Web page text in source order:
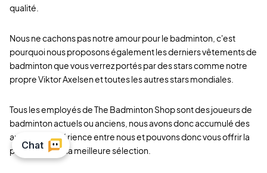
qualité.
Nous ne cachons pas notre amour pour le badminton, c'est
pourquoi nous proposons également les derniers vêtements de
badminton que vous verrez portés par des stars comme notre
propre Viktor Axelsen et toutes les autres stars mondiales.
Tous les employés de The Badminton Shop sont des joueurs de
badminton actuels ou anciens, nous avons donc accumulé des
années d'expérience entre nous et pouvons donc vous offrir la
plus grande et la meilleure sélection.